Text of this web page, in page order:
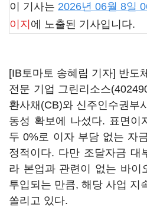
이 기사는 2026년 06월 8일
이지 에 노출된 기사입니다.
[IB토마토 송혜림 기자] 반도
전문 기업 그린리소스
환사채(CB)와 신주인수권부
동성 확보에 나섰다. 표면이
두 0%로 이자 부담 없는 자
정적이다. 다만 조달자금 대
라 본업과 관련이 없는 바이
투입되는 만큼, 해당 사업 지
쏠리고 있다.